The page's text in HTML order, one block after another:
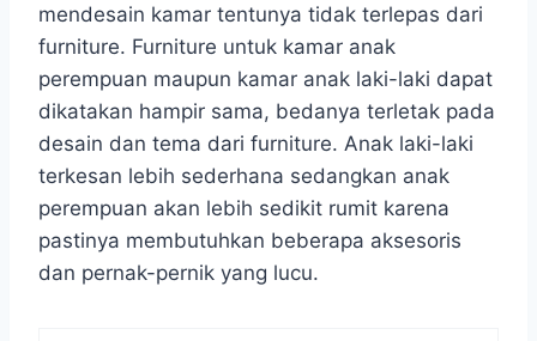
mendesain kamar tentunya tidak terlepas dari
furniture. Furniture untuk kamar anak
perempuan maupun kamar anak laki-laki dapat
dikatakan hampir sama, bedanya terletak pada
desain dan tema dari furniture. Anak laki-laki
terkesan lebih sederhana sedangkan anak
perempuan akan lebih sedikit rumit karena
pastinya membutuhkan beberapa aksesoris
dan pernak-pernik yang lucu.